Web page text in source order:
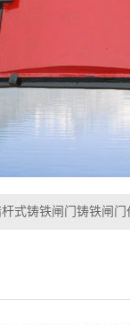
杆式铸铁闸门铸铁闸门